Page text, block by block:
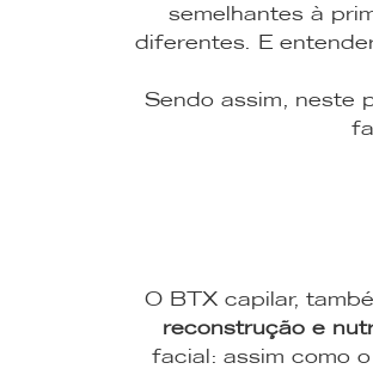
semelhantes à
diferentes. E
Sendo assim, neste
O BTX capilar,
reconstrução e
facial: assim como